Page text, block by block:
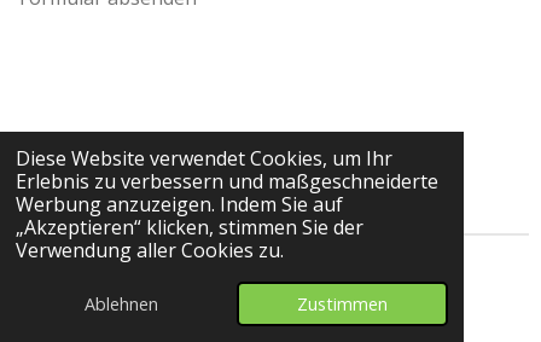
Diese Website verwendet Cookies, um Ihr
Erlebnis zu verbessern und maßgeschneiderte
Werbung anzuzeigen. Indem Sie auf
„Akzeptieren“ klicken, stimmen Sie der
Verwendung aller Cookies zu.
Ablehnen Zustimmen
Mit Unterstützung von